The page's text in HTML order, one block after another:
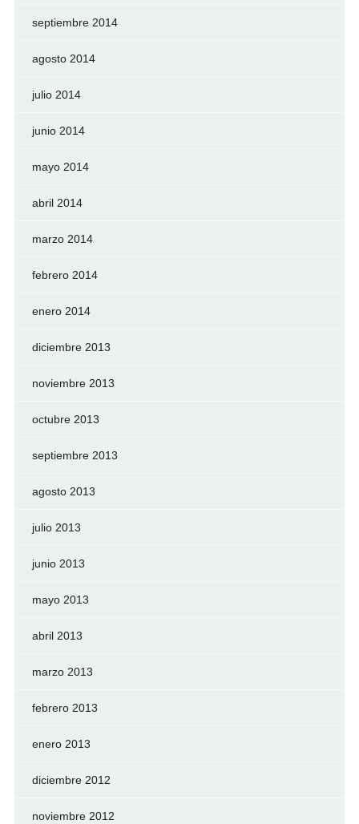
septiembre 2014
agosto 2014
julio 2014
junio 2014
mayo 2014
abril 2014
marzo 2014
febrero 2014
enero 2014
diciembre 2013
noviembre 2013
octubre 2013
septiembre 2013
agosto 2013
julio 2013
junio 2013
mayo 2013
abril 2013
marzo 2013
febrero 2013
enero 2013
diciembre 2012
noviembre 2012